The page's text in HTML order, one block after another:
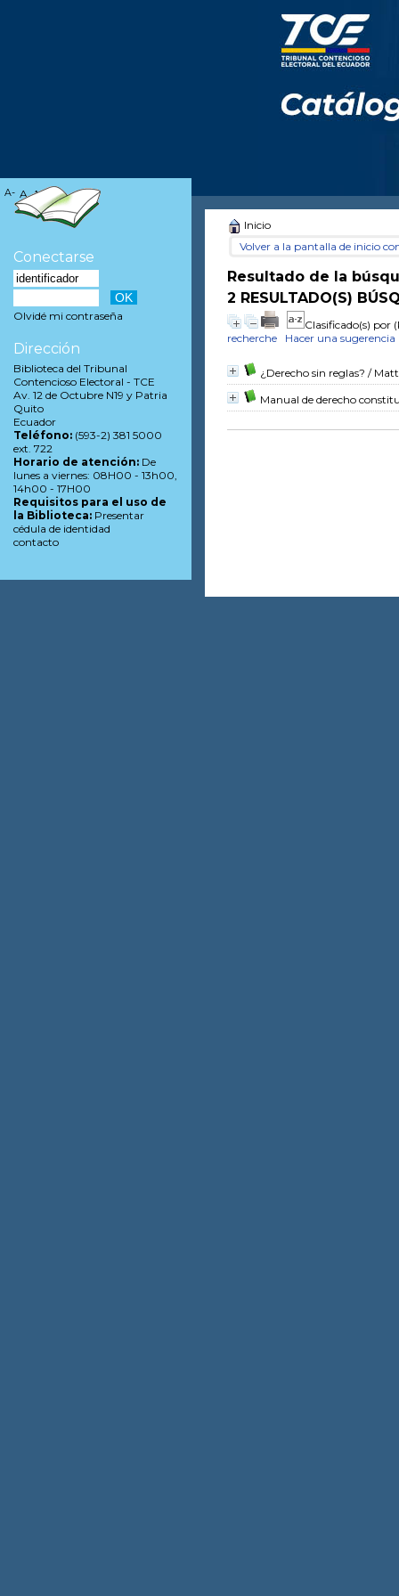
Inicio
Volver a la pantalla de inicio
Resultado de la
2 RESULTADO(S)
Clasificado(s) por
recherche
Hacer una sugerencia
¿Derecho sin reglas? /
Manual de derecho
A- A A+
Conectarse
Olvidé mi contraseña
Dirección
Biblioteca del Tribunal
Contencioso Electoral - TCE
Av. 12 de Octubre N19 y Patria
Quito
Ecuador
Teléfono: (593-2) 381 5000
ext. 722
Horario de atención: De
lunes a viernes: 08H00 - 13h00,
14h00 - 17H00
Requisitos para el uso de
la Biblioteca: Presentar
cédula de identidad
contacto